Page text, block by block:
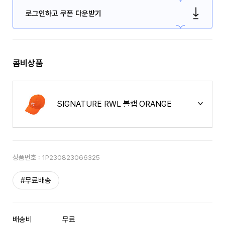
로그인하고 쿠폰 다운받기
콤비상품
SIGNATURE RWL 볼캡 ORANGE
상품번호 : 1P230823066325
#무료배송
배송비 무료